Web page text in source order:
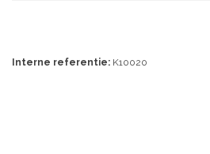
Interne referentie: K10020